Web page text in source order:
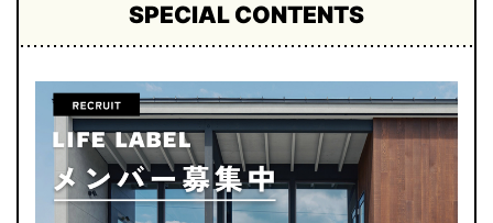
SPECIAL CONTENTS